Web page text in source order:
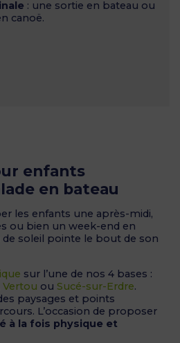
: une sortie en bateau ou
canoë.
enfants
en bateau
les enfants une après-midi,
ou bien un week-end en
de soleil pointe le bout de son
sur l’une de nos 4 bases :
Vertou ou Sucé-sur-Erdre.
paysages et points
L’occasion de proposer
à la fois physique et